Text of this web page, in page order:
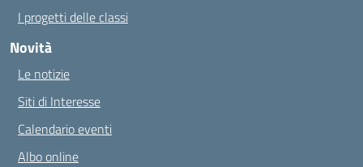
I progetti delle classi
Novità
Le notizie
Siti di Interesse
Calendario eventi
Albo online